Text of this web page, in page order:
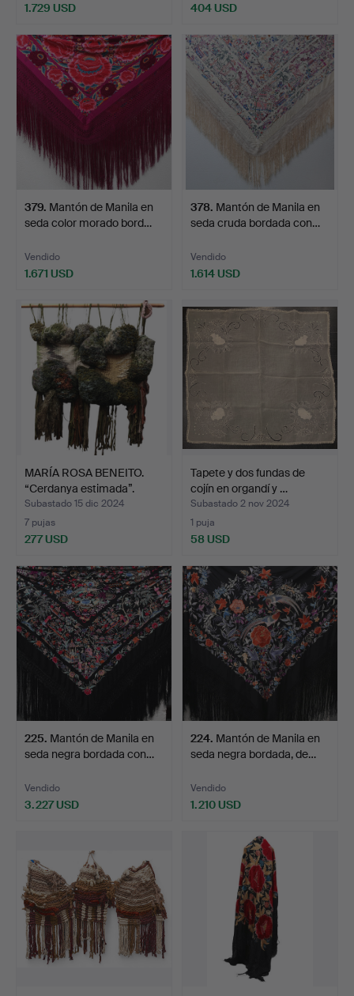
1.729 USD 404 USD
379. Mantón de Manila en
seda color morado bord…
Vendido
1.671 USD
378. Mantón de Manila en
seda cruda bordada con…
Vendido
1.614 USD
MARÍA ROSA BENEITO.
“Cerdanya estimada”.
Subastado 15 dic 2024
7 pujas
277 USD
Tapete y dos fundas de
cojín en organdí y …
Subastado 2 nov 2024
1 puja
58 USD
225. Mantón de Manila en
seda negra bordada con…
Vendido
3.227 USD
224. Mantón de Manila en
seda negra bordada, de…
Vendido
1.210 USD